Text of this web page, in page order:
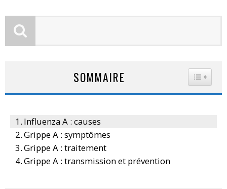
SOMMAIRE
Influenza A : causes
Grippe A : symptômes
Grippe A : traitement
Grippe A : transmission et prévention